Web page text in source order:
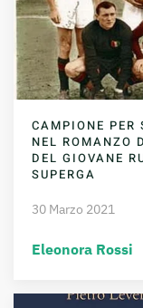
CAMPIONE PER
NEL ROMANZO
DEL GIOVANE
SUPERGA
30 Marzo 2021
Eleonora Rossi